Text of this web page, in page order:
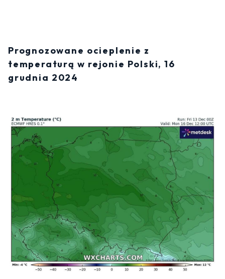
Prognozowane ocieplenie z
temperaturą w rejonie Polski, 16
grudnia 2024